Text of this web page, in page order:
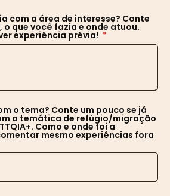
com a área de interesse? Conte
o que você fazia e onde atuou.
experiência prévia!
o tema? Conte um pouco se já
a temática de refúgio/migração
Como e onde foi a
mesmo experiências fora